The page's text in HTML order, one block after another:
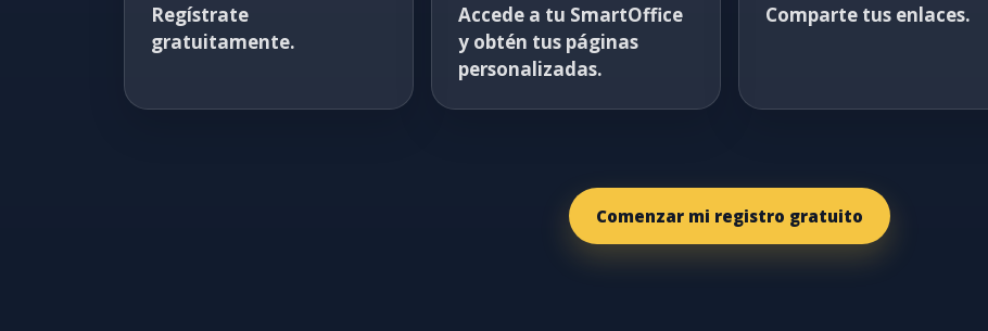
Regístrate
gratuitamente.
Accede a tu SmartOffice
y obtén tus páginas
personalizadas.
Comparte tus enlaces.
Comenzar mi registro gratuito